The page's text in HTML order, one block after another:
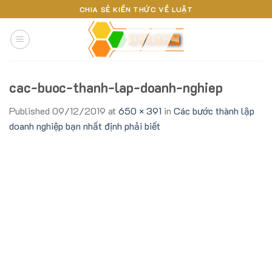
to
content
CHIA SẺ KIẾN THỨC VỀ LUẬT
cac-buoc-thanh-lap-doanh-nghiep
Published 09/12/2019 at 650 × 391 in Các bước thành lập
doanh nghiệp bạn nhất định phải biết